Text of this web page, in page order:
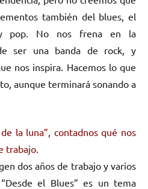
también del blues, el
pop. No nos frena en la
ser una banda de rock, y
nos inspira. Hacemos lo que
aunque terminará sonando a
la luna”, contadnos qué nos
trabajo.
dos años de trabajo y varios
el Blues” es un tema